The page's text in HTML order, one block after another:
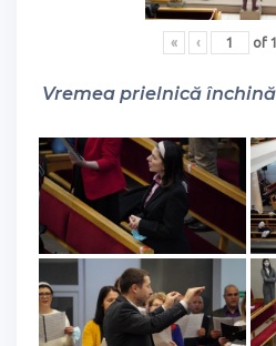
« ‹ of
Vremea prielnică